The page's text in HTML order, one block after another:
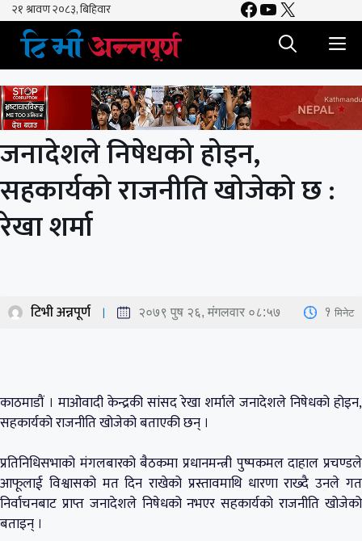
Skip
content
Facebook
YouTube
X
जनादेशले निषेधको होइन,
सहकार्यको राजनीति खोजेको छ :
रेखा शर्मा
टिभी अन्नपूर्ण २०७९ पुष २६, मंगलवार ०८:५७ 1 मिनेट
काठमाडौं । माओवादी केन्द्रकी सांसद रेखा शर्माले जनादेशले निषेधको होइन,
सहकार्यको राजनीति खोजेको बताएकी छन् ।
प्रतिनिधिसभाको मंगलबारको बैठकमा प्रधानमन्त्री पुष्पकमल दाहाल प्रचण्डले
आफूलाई विश्वासको मत दिन राखेको प्रस्तावमाथि धारणा राख्दै उनले गत
निर्वाचनबाट प्राप्त जनादेशले निषेधको नभएर सहकार्यको राजनीति खोजेको
बताइन् ।